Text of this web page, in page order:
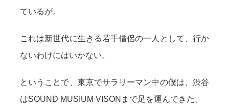
ているが。
これは新世代に生きる若手僧侶の一人として、行か
ないわけにはいかない。
ということで、東京でサラリーマン中の僕は、渋谷
はSOUND MUSIUM VISONまで足を運んできた。